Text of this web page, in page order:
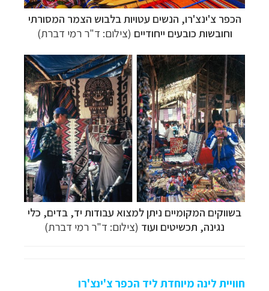
הכפרצ'ינצ'רו, הנשים עטויות בלבוש הצמר המסורתי
וחובשות כובעים ייחודיים (צילום: ד"ר רמי דברת)
בשווקים המקומיים ניתן למצוא עבודות יד, בדים, כלי
נגינה, תכשיטים ועוד (צילום: ד"ר רמי דברת)
חוויית לינה מיוחדת ליד הכפר צ'ינצ'רו